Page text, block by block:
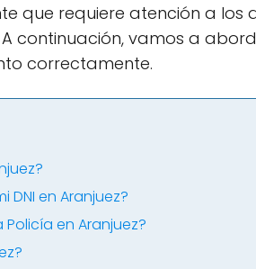
que requiere atención a los
continuación, vamos a
correctamente.
en Aranjuez?
en Aranjuez?